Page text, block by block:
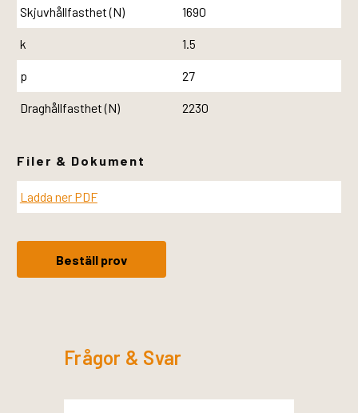
Skjuvhållfasthet (N) 1690
k 1.5
p 27
Draghållfasthet (N) 2230
Filer & Dokument
Ladda ner PDF
Beställ prov
Frågor & Svar